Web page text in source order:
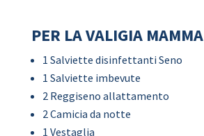
PER LA VALIGIA MAMMA
1 Salviette disinfettanti Seno
1 Salviette imbevute
2 Reggiseno allattamento
2 Camicia da notte
1 Vestaglia